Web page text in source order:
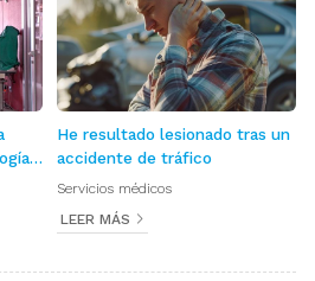
He resultado lesionado tras un
accidente de tráfico
Servicios médicos
LEER MÁS